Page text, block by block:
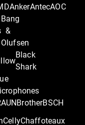
AnkerAntecAOC
Bang
&
Olufsen
Black
Shark
BrotherBSCH
CellyChaffoteaux